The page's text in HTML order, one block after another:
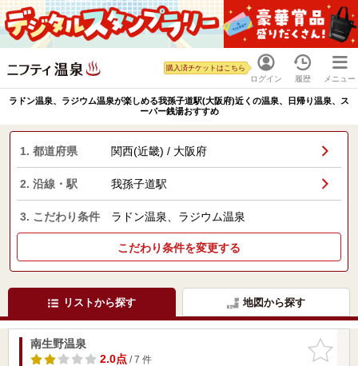
ログイン
購入済チケットはこちら
履歴 メニュー
ラドン温泉、ラジウム温泉が楽しめる我孫子道駅(大阪府)近くの温泉、日帰り温泉、ス
ーパー銭湯おすすめ
1. 都道府県 関西(近畿) / 大阪府
2. 沿線・駅 我孫子道駅
3. こだわり条件 ラドン温泉、ラジウム温泉
こだわり条件を変更する
リストから探す 地図から探す
お気に入
りに追加
南生野温泉
2.0点/ 7 件